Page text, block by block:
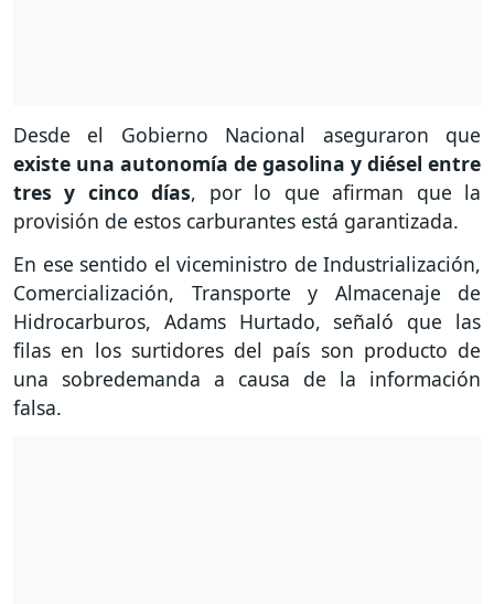
Desde el Gobierno Nacional aseguraron que
existe una autonomía de gasolina y diésel entre
tres y cinco días, por lo que afirman que la
provisión de estos carburantes está garantizada.
En ese sentido el viceministro de Industrialización,
Comercialización, Transporte y Almacenaje de
Hidrocarburos, Adams Hurtado, señaló que las
filas en los surtidores del país son producto de
una sobredemanda a causa de la información
falsa.